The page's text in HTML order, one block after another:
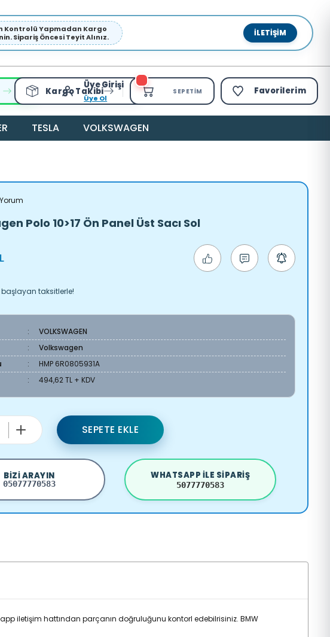
Kontrolü Yapmadan Kargo
Sipariş Öncesi Teyit Alınız.
İLETIŞIM
Kargo Takibi
Üye Girişi
Üye Ol
SEPETIM Favorilerim
TESLA VOLKSWAGEN
Polo 10>17 Ön Panel Üst Sacı Sol
başlayan taksitlerle!
VOLKSWAGEN
Volkswagen
HMP 6R0805931A
494,62 TL + KDV
SEPETE EKLE
BIZI ARAYIN
05077770583
WHATSAPP ILE SIPARIŞ
5077770583
iletişim hattından parçanın doğruluğunu kontorl edebilrisiniz. BMW